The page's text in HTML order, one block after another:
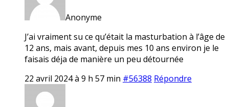
Anonyme
J’ai vraiment su ce qu’était la masturbation à l’âge de
12 ans, mais avant, depuis mes 10 ans environ je le
faisais déja de manière un peu détournée
22 avril 2024 à 9 h 57 min #56388 Répondre